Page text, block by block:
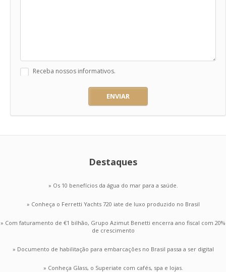
Receba nossos informativos.
ENVIAR
Destaques
» Os 10 benefícios da água do mar para a saúde.
» Conheça o Ferretti Yachts 720 iate de luxo produzido no Brasil
» Com faturamento de €1 bilhão, Grupo Azimut Benetti encerra ano fiscal com 20%
de crescimento
» Documento de habilitação para embarcações no Brasil passa a ser digital
» Conheça Glass, o Superiate com cafés, spa e lojas.